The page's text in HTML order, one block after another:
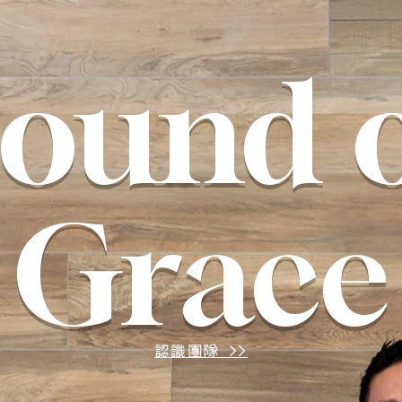
Grace
認識團隊 >>